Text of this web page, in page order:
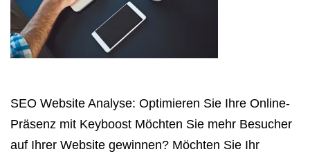
SEO Website Analyse: Optimieren Sie Ihre Online-
Präsenz mit Keyboost Möchten Sie mehr Besucher
auf Ihrer Website gewinnen? Möchten Sie Ihr